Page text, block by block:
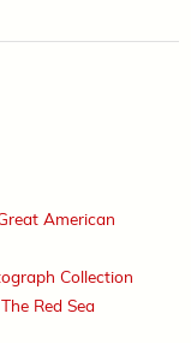
American
Collection
Red Sea